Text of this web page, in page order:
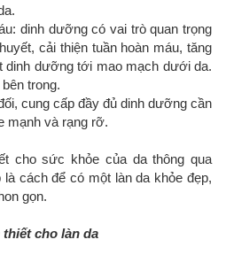
dinh dưỡng có vai trò quan trọng
cải thiện tuần hoàn máu, tăng
dưỡng tới mao mạch dưới da.
trong.
cung cấp đầy đủ dinh dưỡng cần
mạnh và rạng rỡ.
cho sức khỏe của da thông qua
cách để có một làn da khỏe đẹp,
gọn.
cho làn da